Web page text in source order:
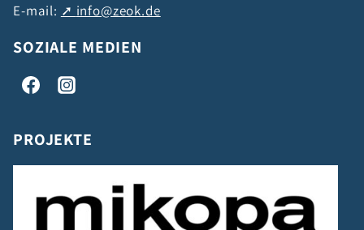
E-mail:
info@zeok.de
SOZIALE MEDIEN
PROJEKTE